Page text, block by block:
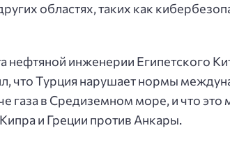
областях, таких как
нефтяной инженерии Египетского
что Турция нарушает нормы
газа в Средиземном море, и что
и Греции против Анкары.